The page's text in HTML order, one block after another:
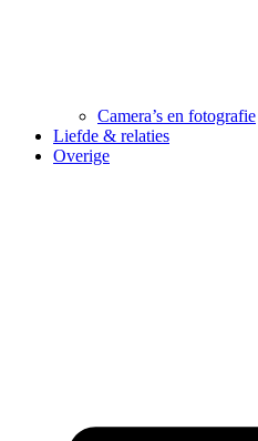
Camera’s en fotografie
Liefde & relaties
Overige